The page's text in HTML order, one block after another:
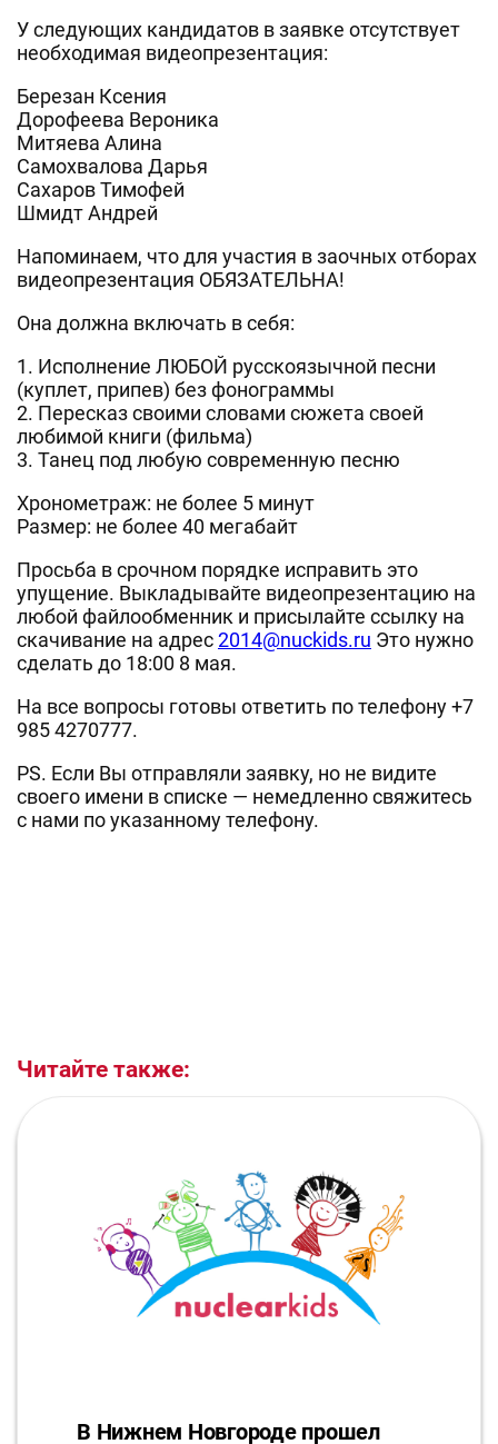
У следующих кандидатов в заявке отсутствует
необходимая видеопрезентация:
Березан Ксения
Дорофеева Вероника
Митяева Алина
Самохвалова Дарья
Сахаров Тимофей
Шмидт Андрей
Напоминаем, что для участия в заочных отборах
видеопрезентация ОБЯЗАТЕЛЬНА!
Она должна включать в себя:
1. Исполнение ЛЮБОЙ русскоязычной песни
(куплет, припев) без фонограммы
2. Пересказ своими словами сюжета своей
любимой книги (фильма)
3. Танец под любую современную песню
Хронометраж: не более 5 минут
Размер: не более 40 мегабайт
Просьба в срочном порядке исправить это
упущение. Выкладывайте видеопрезентацию на
любой файлообменник и присылайте ссылку на
скачивание на адрес2014@nuckids.ru Это нужно
сделать до 18:00 8 мая.
На все вопросы готовы ответить по телефону +7
985 4270777.
PS. Если Вы отправляли заявку, но не видите
своего имени в списке — немедленно свяжитесь
с нами по указанному телефону.
Читайте также:
В Нижнем Новгороде прошел